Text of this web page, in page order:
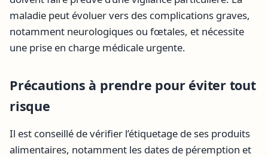
maladie peut évoluer vers des complications graves,
notamment neurologiques ou fœtales, et nécessite
une prise en charge médicale urgente.
Précautions à prendre pour éviter tout
risque
Il est conseillé de vérifier l’étiquetage de ses produits
alimentaires, notamment les dates de péremption et